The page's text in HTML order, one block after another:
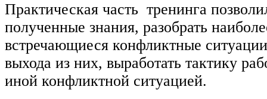
Практическая часть тренинга
полученные знания, разобрать
встречающиеся конфликтные
выхода из них, выработать тактику
иной конфликтной ситуацией.